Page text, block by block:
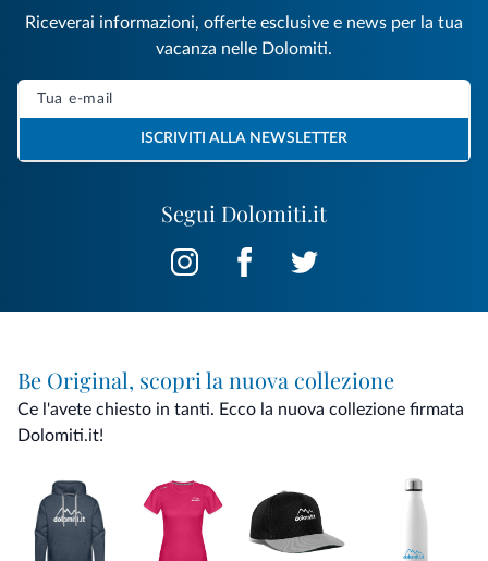
Segui Dolomiti.it
Riceverai informazioni, offerte esclusive e news per la tua
vacanza nelle Dolomiti.
ISCRIVITI ALLA NEWSLETTER
Be Original, scopri la nuova collezione
Ce l'avete chiesto in tanti. Ecco la nuova collezione firmata
Dolomiti.it!